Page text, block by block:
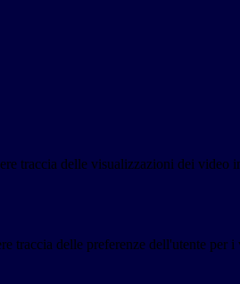
traccia delle visualizzazioni dei video
traccia delle preferenze dell'utente